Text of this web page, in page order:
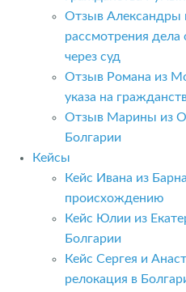
Отзыв Александры
рассмотрения
через суд
Отзыв Романа из
указа на
Отзыв Марины из
Болгарии
Кейсы
Кейс Ивана из
происхождению
Кейс Юлии из
Болгарии
Кейс Сергея и
релокация в